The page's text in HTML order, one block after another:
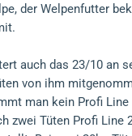
der Welpenfutter
auch das 23/10 an
von ihm
man kein Profi
zwei Tüten Profi Line